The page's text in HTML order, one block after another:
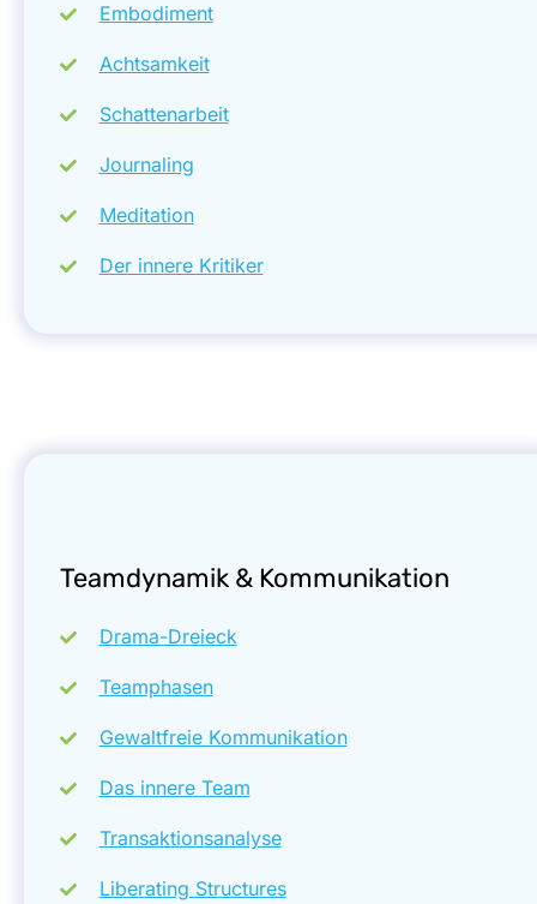
Embodiment
Achtsamkeit
Schattenarbeit
Journaling
Meditation
Der innere Kritiker
Teamdynamik & Kommunikation
Drama-Dreieck
Teamphasen
Gewaltfreie Kommunikation
Das innere Team
Transaktionsanalyse
Liberating Structures